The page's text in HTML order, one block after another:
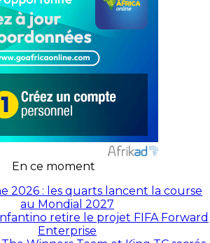
En ce moment
2026 : les quarts lancent la course
au Mondial 2027
retire le projet FIFA Forward
Enterprise